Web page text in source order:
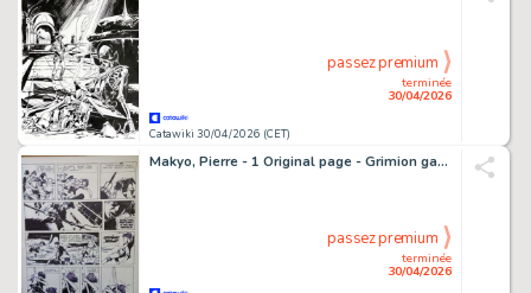
Catawiki 30/04/2026 (CET)
terminée
30/04/2026
passez premium
Makyo, Pierre - 1 Original page - Grimion gant de cuir T1, planche 07 - 1984
terminée
30/04/2026
passez premium